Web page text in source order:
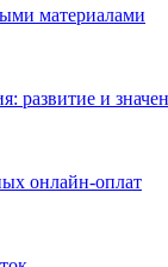
материалами
развитие и
онлайн-оплат